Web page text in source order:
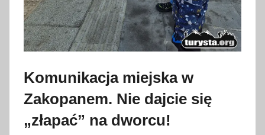
Komunikacja miejska w
Zakopanem. Nie dajcie się
„złapać” na dworcu!